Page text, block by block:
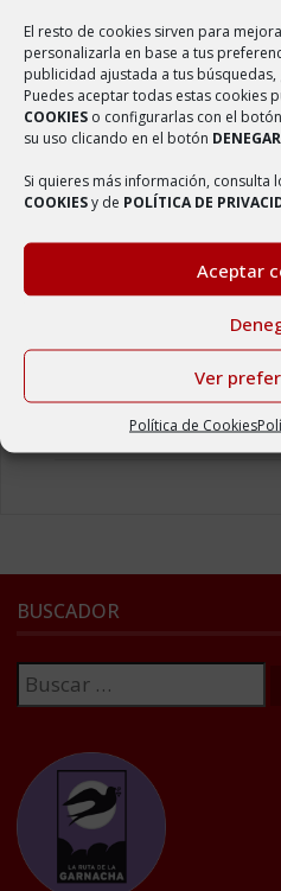
El resto de cookies sirven para
personalizarla en base a tus
publicidad ajustada a tus
Puedes aceptar todas estas cookies
COOKIES o configurarlas con el botón
su uso clicando en el botón DENEGAR
Si quieres más información, consulta
COOKIESy de POLÍTICA DE
Aceptar
Ver
Política de Cookies
27 enero, 2026
Adjudicación de la
denominado “Centro Social
8 mayo, 2024
Adjudicación de la atención
Municipales de Ambel
Pliego de condiciones para
Quedada solidaria
de AMBEL
15 septiembre, 2022
BUSCADOR
Buscar: